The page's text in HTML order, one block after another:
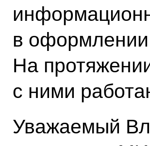
в оформлении
На
с ними
Уважаемый